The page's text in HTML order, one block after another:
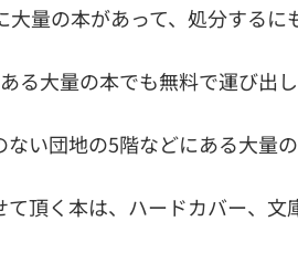
量の本があって、処分するに
る大量の本でも無料で運び出し
い団地の5階などにある大量
頂く本は、ハードカバー、文